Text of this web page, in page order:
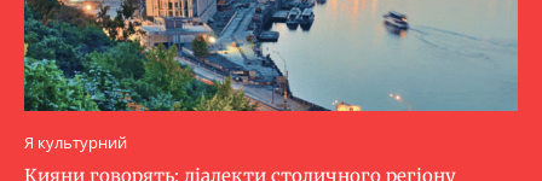
Я культурний
Кияни говорять: діалекти столичного регіону